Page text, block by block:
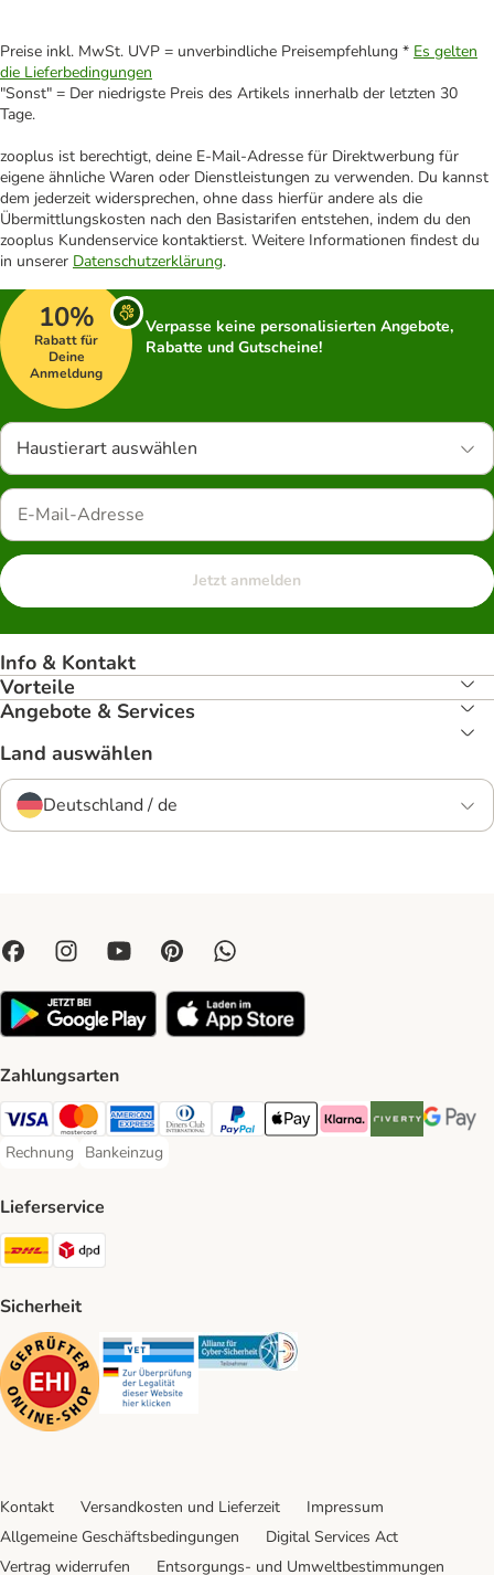
Preise inkl. MwSt. UVP = unverbindliche Preisempfehlung * Es gelten
die Lieferbedingungen
"Sonst" = Der niedrigste Preis des Artikels innerhalb der letzten 30
Tage.
zooplus ist berechtigt, deine E-Mail-Adresse für Direktwerbung für
eigene ähnliche Waren oder Dienstleistungen zu verwenden. Du kannst
dem jederzeit widersprechen, ohne dass hierfür andere als die
Übermittlungskosten nach den Basistarifen entstehen, indem du den
zooplus Kundenservice kontaktierst. Weitere Informationen findest du
in unserer Datenschutzerklärung.
10%
Rabatt für
Deine
Anmeldung
Verpasse keine personalisierten Angebote,
Rabatte und Gutscheine!
Haustierart auswählen
Jetzt anmelden
Info & Kontakt
Vorteile
Angebote & Services
Land auswählen
Deutschland / de
Zahlungsarten
Visa Payment Method
Mastercard Payment Method
American Express Payment Method
Diners Club Payment Method
PayPal Payment Method
Apple Pay Payment Method
Klarna Payment Method
Riverty Payment
Google
Rechnung
Rechnung Payment Method
Bankeinzug
Bankeinzug Payment Method
Lieferservice
DHL Shipping Method
Sicherheit
Security Security Security
Kontakt Versandkosten und Lieferzeit
Impressum
Allgemeine Geschäftsbedingungen
Digital Services Act
Vertrag widerrufen
Entsorgungs- und Umweltbestimmungen